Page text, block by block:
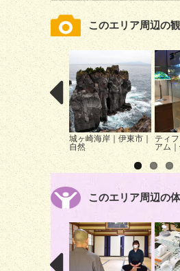
このエリア周辺の
城ヶ崎海岸｜伊東市｜
自然
ティ
アム
このエリア周辺の